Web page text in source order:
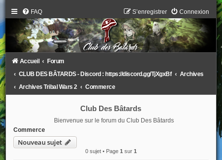
FAQ Connexion
S’enregistrer
Accueil
Forum
CLUB DES BÂTARDS - Discord : https://discord.gg/TjXgxBf
Archives
Archives Tribal Wars 2
Commerce
Club Des Bâtards
Bienvenue sur le forum du Club Des Bâtards
Commerce
Nouveau sujet
0 sujet • Page 1 sur 1